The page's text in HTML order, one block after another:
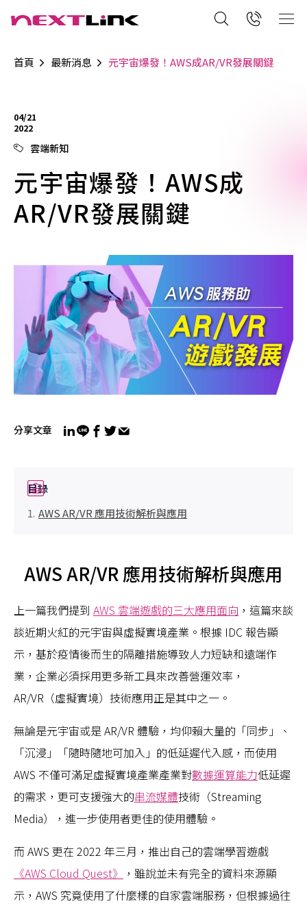
首頁 最新消息 元宇宙爆發！AWS成AR/VR發展關鍵
04/21
2022
雲端新知
元宇宙爆發！AWS成
AR/VR發展關鍵
分享文章
目錄
AWS AR/VR 應用技術解析與應用
AWS AR/VR 應用技術解析與應用
上一篇我們提到 AWS 雲端遊戲的三大應用面向 ，這篇來談
談近期火紅的元宇宙與虛擬實境產業。根據 IDC 報告顯
示，基於疫情後而生的隔離措施導致人力短缺和遠端作
業，企業必須採用更多新工具來改善營運效率，
AR/VR（虛擬實境）技術應用正是其中之一。
無論是元宇宙或是 AR/VR 體驗，均仰賴大量的「同步」、
「沉浸」「隨時隨地可加入」的低延遲代入感，而使用
AWS 不僅可滿足虛擬實境產業產業對數據運算能力低延遲
的需求，更可支援強大的串流媒體技術（Streaming
Media），進一步使用者更佳的使用體驗。
而 AWS 更在 2022 年三月，推出自己的雲端學習遊戲
《AWS Cloud Quest》 ，雖說並未有完全的資料來源顯
示，AWS 究竟使用了什麼樣的自家雲端服務，但根據過往